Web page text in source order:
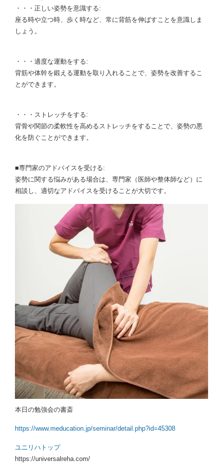
・・・正しい姿勢を意識する:
座る時や立つ時、歩く時など、常に背筋を伸ばすことを意識しま
しょう。
・・・適度な運動をする:
背筋や体幹を鍛える運動を取り入れることで、姿勢を改善するこ
とができます。
・・・ストレッチをする:
背骨や関節の柔軟性を高めるストレッチをすることで、姿勢の悪
化を防ぐことができます。
■専門家のアドバイスを受ける:
姿勢に関する悩みがある場合は、専門家（医師や整体師など）に
相談し、適切なアドバイスを受けることが大切です。
本日の勉強会の書斎
https://www.meducation.jp/seminar/detail.php?id=45308
ユニリハトップ
https://universalreha.com/